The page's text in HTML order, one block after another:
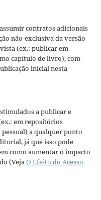
contratos adicionais
não-exclusiva da versão
(ex.: publicar em
capítulo de livro), com
inicial nesta
a publicar e
em repositórios
a qualquer ponto
já que isso pode
como aumentar o impacto
(VejaO Efeito do Acesso